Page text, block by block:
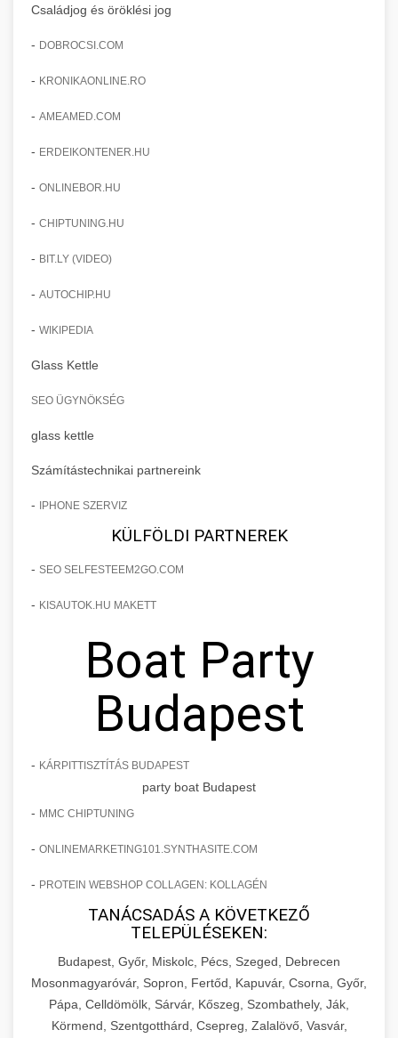
Családjog és öröklési jog
- DOBROCSI.COM
- KRONIKAONLINE.RO
- AMEAMED.COM
- ERDEIKONTENER.HU
- ONLINEBOR.HU
- CHIPTUNING.HU
- BIT.LY (VIDEO)
- AUTOCHIP.HU
- WIKIPEDIA
Glass Kettle
SEO ÜGYNÖKSÉG
glass kettle
Számítástechnikai partnereink
- IPHONE SZERVIZ
KÜLFÖLDI PARTNEREK
- SEO SELFESTEEM2GO.COM
- KISAUTOK.HU MAKETT
Boat Party
Budapest
- KÁRPITTISZTÍTÁS BUDAPEST
party boat Budapest
- MMC CHIPTUNING
- ONLINEMARKETING101.SYNTHASITE.COM
- PROTEIN WEBSHOP COLLAGEN: KOLLAGÉN
TANÁCSADÁS A KÖVETKEZŐ
TELEPÜLÉSEKEN:
Budapest, Győr, Miskolc, Pécs, Szeged, Debrecen
Mosonmagyaróvár, Sopron, Fertőd, Kapuvár, Csorna, Győr,
Pápa, Celldömölk, Sárvár, Kőszeg, Szombathely, Ják,
Körmend, Szentgotthárd, Csepreg, Zalalövő, Vasvár,